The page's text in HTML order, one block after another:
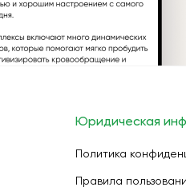
Юридическая
Политика
Правила